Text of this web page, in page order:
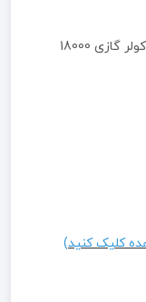
18000
کلیک کنید)